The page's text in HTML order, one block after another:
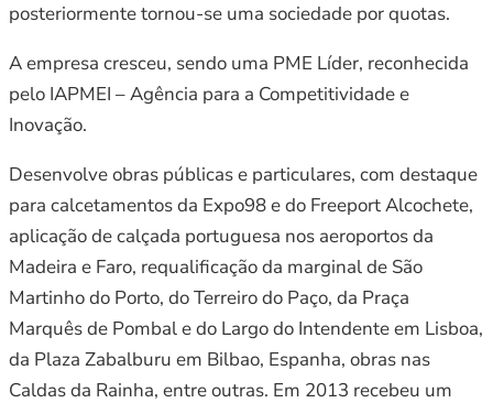
posteriormente tornou-se uma sociedade por quotas.
A empresa cresceu, sendo uma PME Líder, reconhecida
pelo IAPMEI – Agência para a Competitividade e
Inovação.
Desenvolve obras públicas e particulares, com destaque
para calcetamentos da Expo98 e do Freeport Alcochete,
aplicação de calçada portuguesa nos aeroportos da
Madeira e Faro, requalificação da marginal de São
Martinho do Porto, do Terreiro do Paço, da Praça
Marquês de Pombal e do Largo do Intendente em Lisboa,
da Plaza Zabalburu em Bilbao, Espanha, obras nas
Caldas da Rainha, entre outras. Em 2013 recebeu um